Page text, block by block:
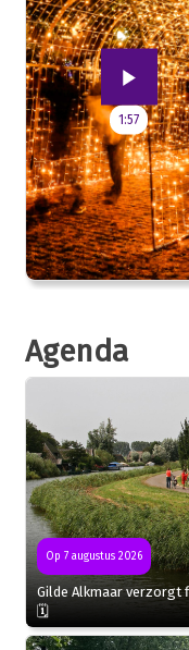
1:57
Agenda
Op 7 augustus 2026
Gilde Alkmaar verzorgt
🗓